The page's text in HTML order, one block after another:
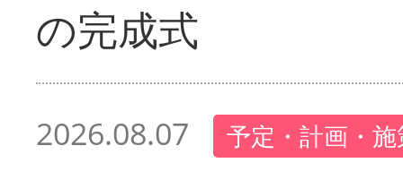
の完成式
2026.08.07 予定・計画・